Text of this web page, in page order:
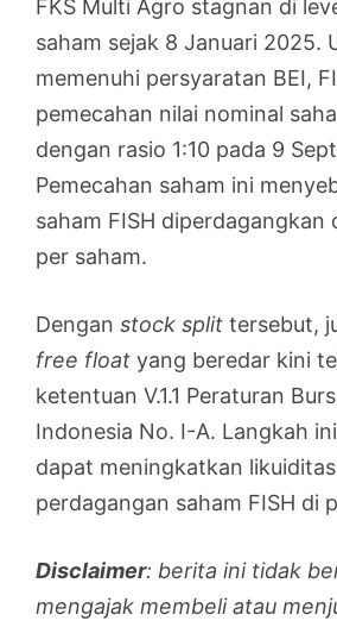
FKS Multi Agro stagnan di
saham sejak 8 Januari 2025.
memenuhi persyaratan BEI,
pemecahan nilai nominal
dengan rasio 1:10 pada 9
Pemecahan saham ini
saham FISH diperdagangkan
per saham.
Dengan stock split tersebut,
free float yang beredar kini
ketentuan V.1.1 Peraturan
Indonesia No. I-A. Langkah
dapat meningkatkan
perdagangan saham FISH di
Disclaimer: berita ini tidak
mengajak membeli atau